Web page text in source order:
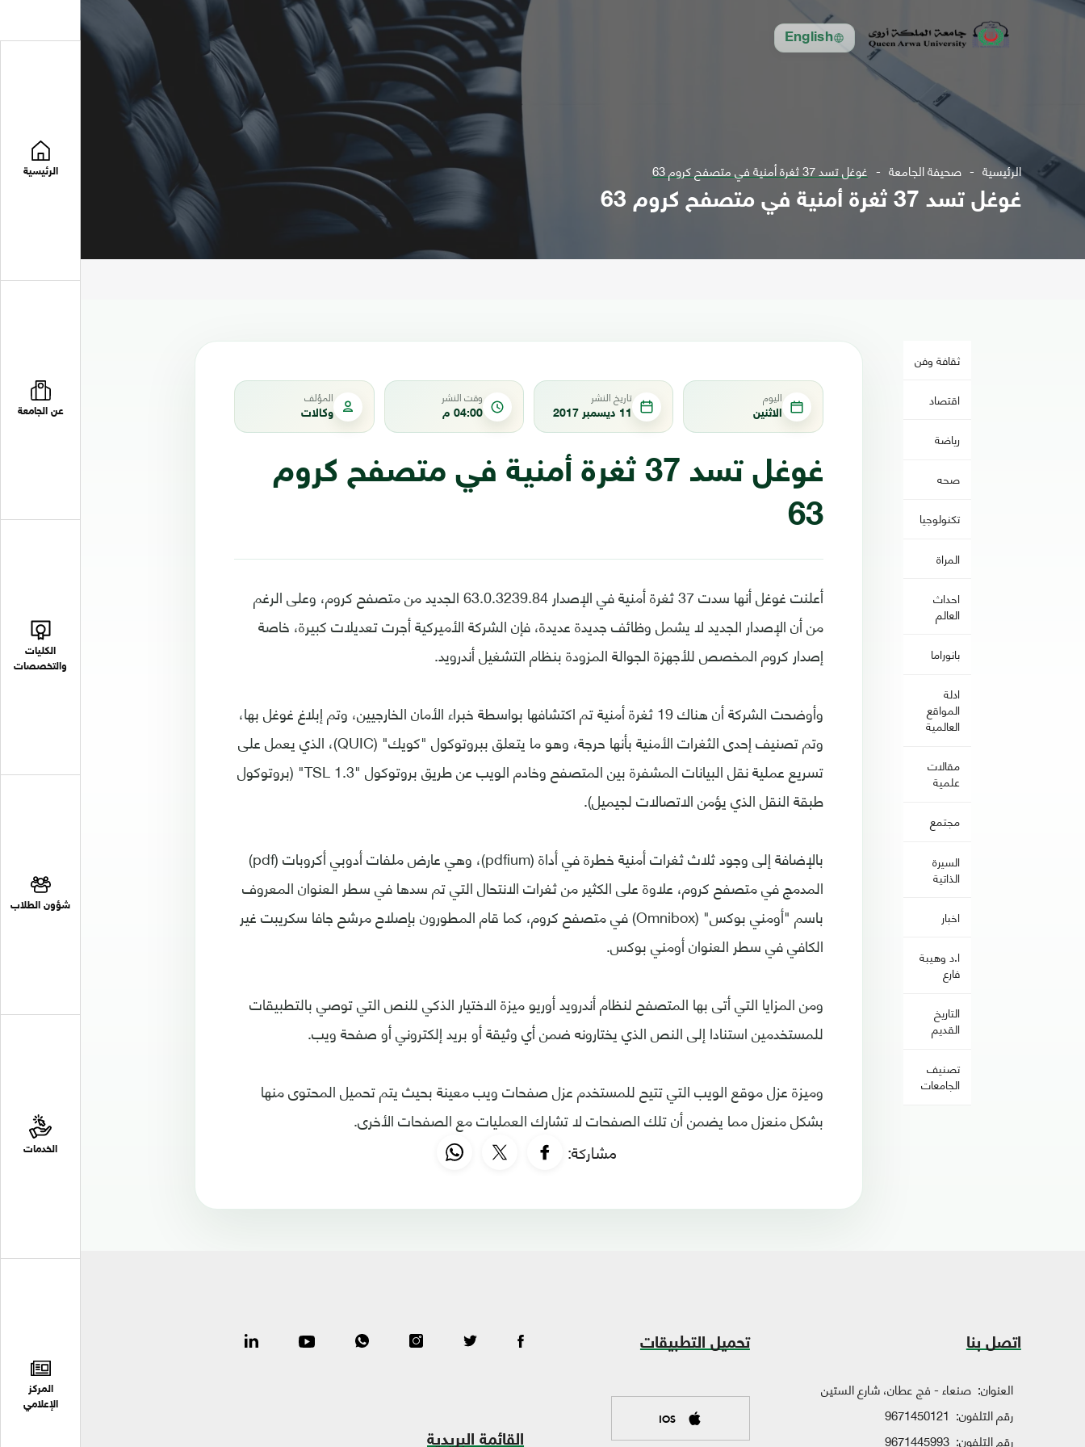
English
الرئيسية
عن الجامعة
الكليات
والتخصصات
شؤون الطلاب
الخدمات
المركز
الإعلامي
الرئيسية صحيفة الجامعة غوغل تسد 37 ثغرة أمنية في متصفح كروم 63
غوغل تسد 37 ثغرة أمنية في متصفح كروم 63
ثقافة وفن
اقتصاد
رياضة
صحه
تكنولوجيا
المراة
احداث
العالم
بانوراما
ادلة
المواقع
العالمية
مقالات
علمية
مجتمع
السيرة
الذاتية
اخبار
ا.د وهيبة
فارع
التاريخ
القديم
تصنيف
الجامعات
اليوم
الاثنين
تاريخ النشر
11 ديسمبر 2017
وقت النشر
04:00 م
المؤلف
وكالات
غوغل تسد 37 ثغرة أمنية في متصفح كروم
63
أعلنت غوغل أنها سدت 37 ثغرة أمنية في الإصدار 63.0.3239.84 الجديد من متصفح كروم، وعلى الرغم
من أن الإصدار الجديد لا يشمل وظائف جديدة عديدة، فإن الشركة الأميركية أجرت تعديلات كبيرة، خاصة
إصدار كروم المخصص للأجهزة الجوالة المزودة بنظام التشغيل أندرويد.
وأوضحت الشركة أن هناك 19 ثغرة أمنية تم اكتشافها بواسطة خبراء الأمان الخارجيين، وتم إبلاغ غوغل بها،
وتم تصنيف إحدى الثغرات الأمنية بأنها حرجة، وهو ما يتعلق ببروتوكول "كويك" (QUIC)، الذي يعمل على
تسريع عملية نقل البيانات المشفرة بين المتصفح وخادم الويب عن طريق بروتوكول "TSL 1.3" (بروتوكول
طبقة النقل الذي يؤمن الاتصالات لجيميل).
بالإضافة إلى وجود ثلاث ثغرات أمنية خطرة في أداة (pdfium)، وهي عارض ملفات أدوبي أكروبات (pdf)
المدمج في متصفح كروم، علاوة على الكثير من ثغرات الانتحال التي تم سدها في سطر العنوان المعروف
باسم "أومني بوكس" (Omnibox) في متصفح كروم، كما قام المطورون بإصلاح مرشح جافا سكريبت غير
الكافي في سطر العنوان أومني بوكس.
ومن المزايا التي أتى بها المتصفح لنظام أندرويد أوريو ميزة الاختيار الذكي للنص التي توصي بالتطبيقات
للمستخدمين استنادا إلى النص الذي يختارونه ضمن أي وثيقة أو بريد إلكتروني أو صفحة ويب.
وميزة عزل موقع الويب التي تتيح للمستخدم عزل صفحات ويب معينة بحيث يتم تحميل المحتوى منها
بشكل منعزل مما يضمن أن تلك الصفحات لا تشارك العمليات مع الصفحات الأخرى.
مشاركة:
اتصل بنا
العنوان: صنعاء - فج عطان، شارع الستين
رقم التلفون: 9671450121
رقم التلفون: 9671445993
تحميل التطبيقات
IOS
القائمة البريدية